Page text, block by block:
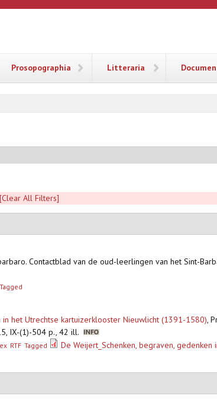
Prosopographia Litteraria
[Clear All Filters]
Contactblad van de oud-leerlingen van het Sint-
Tagged
in het Utrechtse kartuizerklooster Nieuwlicht (1391-1580),
IX-(1)-504 p., 42 ill.
RTF Tagged
De Weijert_Schenken, begraven,